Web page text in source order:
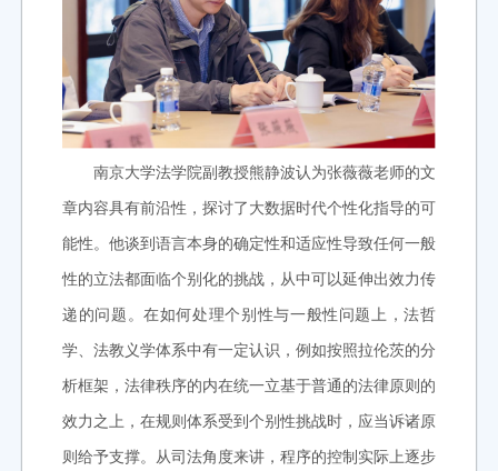
南京大学法学院副教授熊静波认为张薇薇老师的文
章内容具有前沿性，探讨了大数据时代个性化指导的可
能性。他谈到语言本身的确定性和适应性导致任何一般
性的立法都面临个别化的挑战，从中可以延伸出效力传
递的问题。在如何处理个别性与一般性问题上，法哲
学、法教义学体系中有一定认识，例如按照拉伦茨的分
析框架，法律秩序的内在统一立基于普通的法律原则的
效力之上，在规则体系受到个别性挑战时，应当诉诸原
则给予支撑。从司法角度来讲，程序的控制实际上逐步